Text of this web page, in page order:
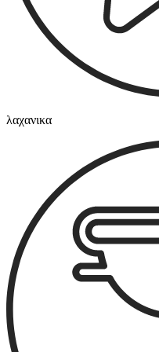
λαχανικα